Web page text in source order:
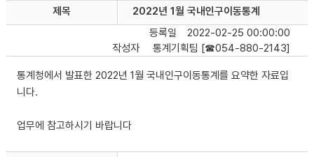
제목
2022년 1월 국내인구이동통계
등록일
2022-02-25 00:00:00
작성자
통계기획팀 [☎054-880-2143]
통계청에서 발표한 2022년 1월 국내인구이동통계를 요약한 자료입
니다.
업무에 참고하시기 바랍니다